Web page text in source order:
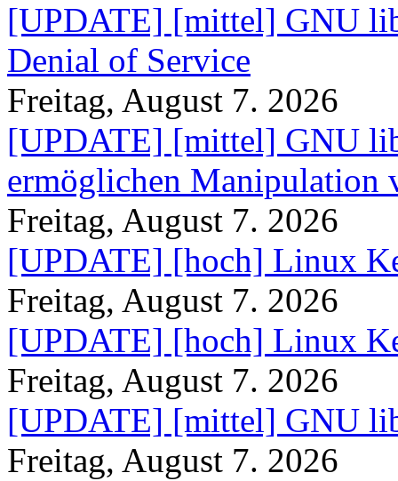
[UPDATE] [mittel] GNU
Denial of Service
Freitag, August 7. 2026
[UPDATE] [mittel] GNU
ermöglichen Manipulation
Freitag, August 7. 2026
[UPDATE] [hoch] Linux
Freitag, August 7. 2026
[UPDATE] [hoch] Linux
Freitag, August 7. 2026
[UPDATE] [mittel] GNU
Freitag, August 7. 2026